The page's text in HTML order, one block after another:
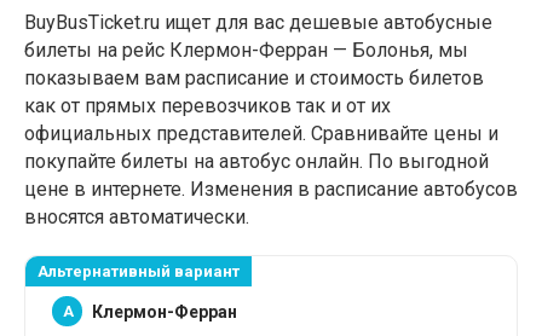
BuyBusTicket.ru ищет для вас дешевые автобусные
билеты на рейс Клермон-Ферран — Болонья, мы
показываем вам расписание и стоимость билетов
как от прямых перевозчиков так и от их
официальных представителей. Сравнивайте цены и
покупайте билеты на автобус онлайн. По выгодной
цене в интернете. Изменения в расписание автобусов
вносятся автоматически.
Альтернативный вариант
A Клермон-Ферран